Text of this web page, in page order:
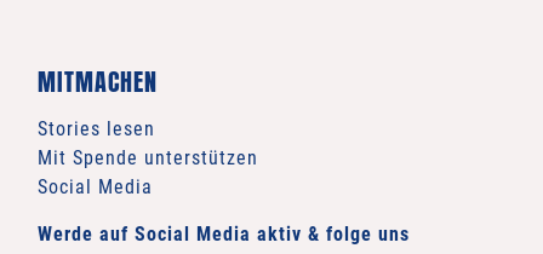
MITMACHEN
Stories lesen
Mit Spende unterstützen
Social Media
Werde auf Social Media aktiv & folge uns